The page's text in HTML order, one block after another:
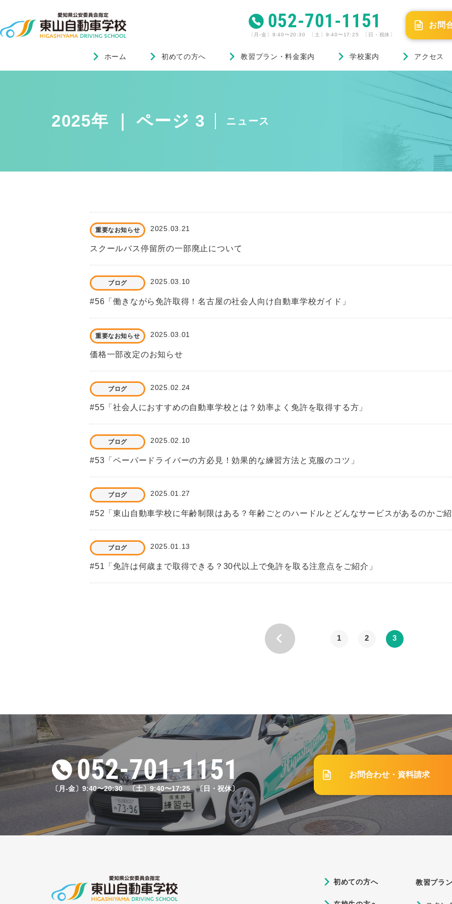
052-701-1151
〔月-金〕9:40〜20:30 〔土〕9:40〜17:25 〔日・祝休〕
お問
ホーム 初めての方へ 教習プラン・料金案内 学校案内 アクセス
2025年 ｜ ページ 3 ニュース
重要なお知らせ 2025.03.21
スクールバス停留所の一部廃止について
ブログ 2025.03.10
#56「働きながら免許取得！名古屋の社会人向け自動車学校ガイド」
重要なお知らせ 2025.03.01
価格一部改定のお知らせ
ブログ 2025.02.24
#55「社会人におすすめの自動車学校とは？効率よく免許を取得する方」
ブログ 2025.02.10
#53「ペーパードライバーの方必見！効果的な練習方法と克服のコツ」
ブログ 2025.01.27
#52「東山自動車学校に年齢制限はある？年齢ごとのハードルとどんなサービスがあるのかご
ブログ 2025.01.13
#51「免許は何歳まで取得できる？30代以上で免許を取る注意点をご紹介」
1 2 3
052-701-1151
〔月-金〕9:40〜20:30 〔土〕9:40〜17:25 〔日・祝休〕
お問合わせ・資料請求
初めての方へ 教習プラ